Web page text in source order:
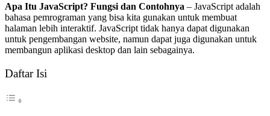
Apa Itu JavaScript? Fungsi dan Contohnya – JavaScript adalah
bahasa pemrograman yang bisa kita gunakan untuk membuat
halaman lebih interaktif. JavaScript tidak hanya dapat digunakan
untuk pengembangan website, namun dapat juga digunakan untuk
membangun aplikasi desktop dan lain sebagainya.
Daftar Isi